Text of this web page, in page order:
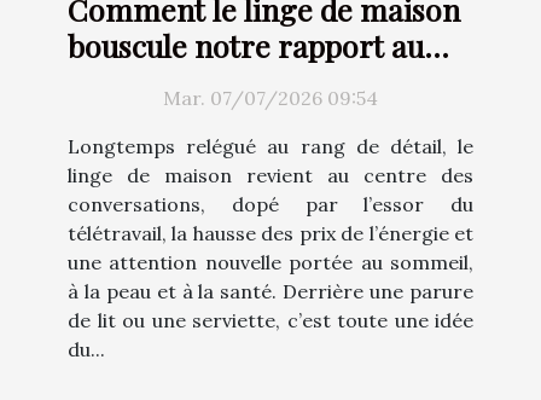
Comment le linge de maison
bouscule notre rapport au
confortMar. 07/07/2026 09:54
Longtemps relégué au rang de détail, le
linge de maison revient au centre des
conversations, dopé par l’essor du
télétravail, la hausse des prix de l’énergie et
une attention nouvelle portée au sommeil,
à la peau et à la santé. Derrière une parure
de lit ou une serviette, c’est toute une idée
du...